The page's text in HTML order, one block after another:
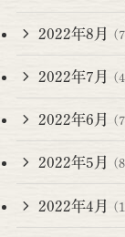
2022年8月
2022年7月
2022年6月
2022年5月
2022年4月